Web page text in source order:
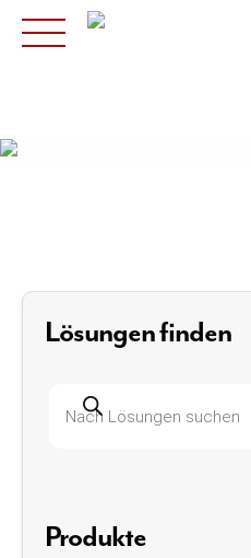
Lösungen finden
Produktsuche
Produkte